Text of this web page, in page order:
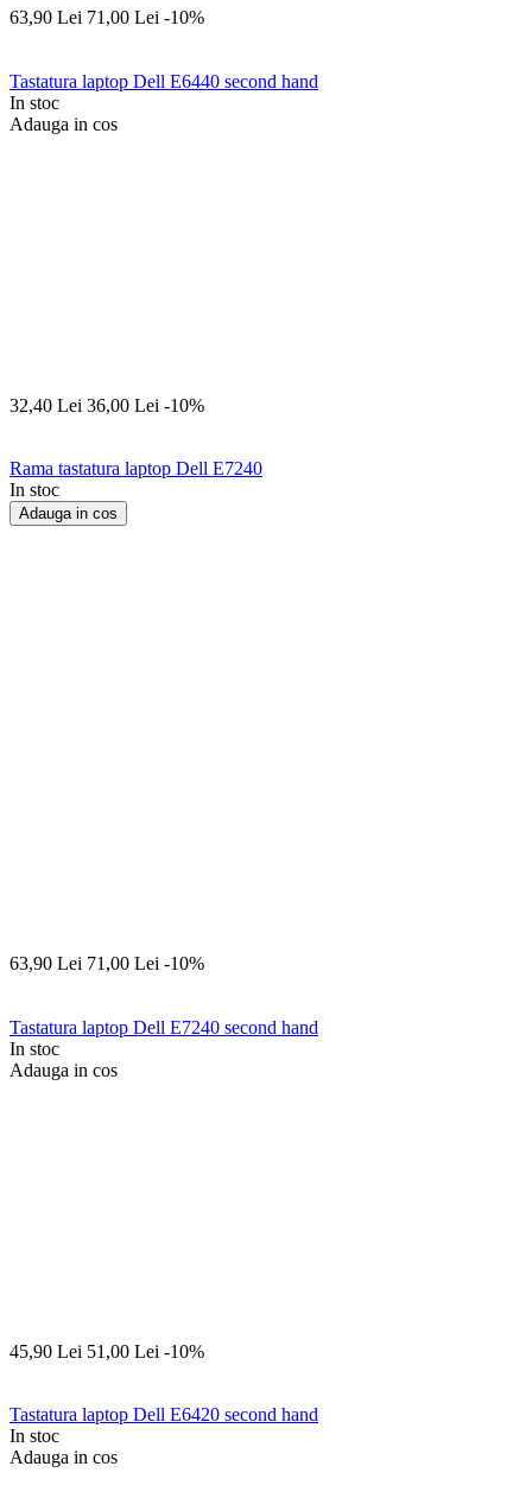
63,90 Lei 71,00 Lei -10%
Tastatura laptop Dell E6440 second hand
In stoc
Adauga in cos
32,40 Lei 36,00 Lei -10%
Rama tastatura laptop Dell E7240
In stoc
Adauga in cos
63,90 Lei 71,00 Lei -10%
Tastatura laptop Dell E7240 second hand
In stoc
Adauga in cos
45,90 Lei 51,00 Lei -10%
Tastatura laptop Dell E6420 second hand
In stoc
Adauga in cos